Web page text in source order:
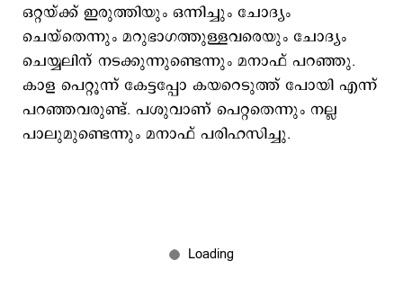
ഒറ്റയ്ക്ക് ഇരുത്തിയും ഒന്നിച്ചും ചോദ്യം
ചെയ്തെന്നും മറുഭാഗത്തുള്ളവരെയും ചോദ്യം
ചെയ്യലിന് നടക്കുന്നുണ്ടെന്നും മനാഫ് പറഞ്ഞു.
കാള പെറ്റൂന്ന് കേട്ടപ്പോ കയറെടുത്ത് പോയി എന്ന്
പറഞ്ഞവരുണ്ട്. പശുവാണ് പെറ്റതെന്നും നല്ല
പാലുമുണ്ടെന്നും മനാഫ് പരിഹസിച്ചു.